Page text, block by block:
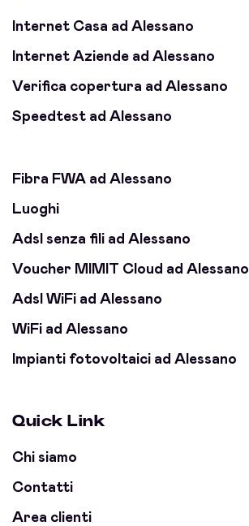
Internet Casa ad Alessano
Internet Aziende ad Alessano
Verifica copertura ad Alessano
Speedtest ad Alessano
Fibra FWA ad Alessano
Luoghi
Adsl senza fili ad Alessano
Voucher MIMIT Cloud ad Alessano
Adsl WiFi ad Alessano
WiFi ad Alessano
Impianti fotovoltaici ad Alessano
Quick Link
Chi siamo
Contatti
Area clienti